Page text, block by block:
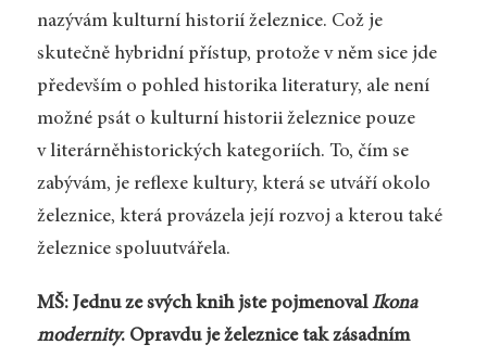
nazývám kulturní historií železnice. Což je
skutečně hybridní přístup, protože v něm sice jde
především o pohled historika literatury, ale není
možné psát o kulturní historii železnice pouze
v literárněhistorických kategoriích. To, čím se
zabývám, je reflexe kultury, která se utváří okolo
železnice, která provázela její rozvoj a kterou také
železnice spoluutvářela.
MŠ: Jednu ze svých knih jste pojmenovalIkona
modernity. Opravdu je železnice tak zásadním